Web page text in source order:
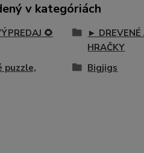
v kategóriách
🌻
► DREVENÉ
HRAČKY
puzzle,
Bigjigs